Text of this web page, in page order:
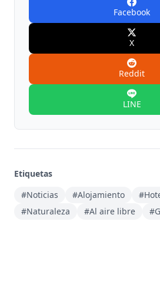
Facebook
X
Reddit
LINE
Etiquetas
#Noticias
#Alojamiento
#Naturaleza
#Al aire libre